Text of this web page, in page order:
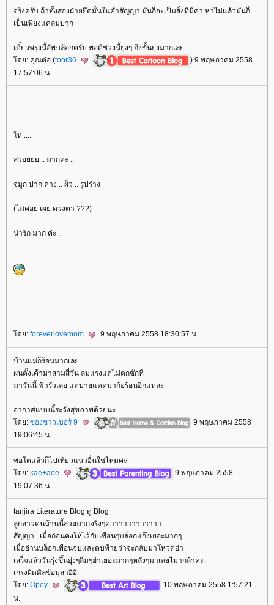
จริงครับ ถ้าทั้งสองฝ่ายยึดมั่นในคำสัญญา มันก็จะเป็นสิ่งที่มีค่า หาไม่แล้วมันก็
เป็นเพียงแค่ลมปาก
เดี๋ยวพรุ่งนี้อัพบล้อกครับ พอดีช่วงนี้ยุ่งๆ ถึงขั้นยุ่งมากเล
ดย: คุณต่อ (toor36
) 9 พฤษภาคม 2558
17:57:06 น.
ห ....
สวยยยย .. มากค่ะ ..
จมูก ปาก คาง .. ผิว .. รูปร่าง
(ไม่ค่อย เผย ดวงตา ???)
น่ารัก มาก ค่ะ ..
ดย: foreverlovemom 9 พฤษภาคม 2558 18:30:57 น.
บ้านแม่ก็ร้อนมากเล
ฝนตั้งเค้ามาสามสี่วัน ลมแรงแต่ไม่ตกซักที
มาวันนี้ ฟ้ารั่วเลย แต่บ่ายแดดมาก้อร้อนอีกแหละ
อากาศแบบนี้ระวังสุขภาพด้วยน่ะ
ดย: ซองขาวเบอร์ 9
9 พฤษภาคม 2558
19:06:45 น.
พอโตแล้วก็ไปเที่ยวแนวอื่นใช่ไหมค่ะ
ดย: kae+aoe
9 พฤษภาคม 2558
19:07:36 น.
tanjira Literature Blog ดู Blog
ลูกสาวคนบ้านนี้สวยมากจริงๆค่าาาาาาาาาาาา
สัญญา.. เมื่อก่อนคงให้ไว้กับเพื่อนๆบล็อกแก๊งเยอะมากๆ
เมื่ออ่านบล็อกเพื่อนจบและตบท้ายว่าจะกลับมาโหวตฮ่า
เสร็จแล้ววันรุ่งขึ้นยุ่งๆลืมๆฮ่าเยอะมากๆหลังๆมาเลยไมากล้าค่ะ
เกรงผิดศิลข้อมุสาอิอิ
ดย: Opey
10 พฤษภาคม 2558 1:57:21
น.